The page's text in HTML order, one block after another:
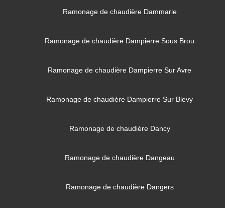
Ramonage de chaudière Dammarie
Ramonage de chaudière Dampierre Sous Brou
Ramonage de chaudière Dampierre Sur Avre
Ramonage de chaudière Dampierre Sur Blevy
Ramonage de chaudière Dancy
Ramonage de chaudière Dangeau
Ramonage de chaudière Dangers